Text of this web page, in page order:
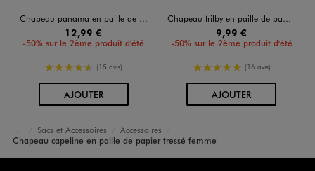
Chapeau panama en paille de papier femme
12,99 €
-50% sur le 2ème produit d'été
4.5/5 de moyenne
(15 avis)
AJOUTERAU PANIER
Chapeau trilby en paille de papier ajourée femme
9,99 €
-50% sur le 2ème produit d'été
5/5 de moyenne
(16 avis)
AJOUTERAU PANIER
Accueil
Femme
Sacs et Accessoires
Accessoires
Chapeau capeline en paille de papier tressé femme